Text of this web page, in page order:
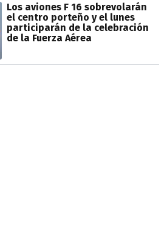
Los aviones F 16 sobrevolarán
el centro porteño y el lunes
participarán de la celebración
de la Fuerza Aérea